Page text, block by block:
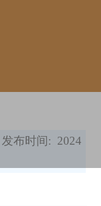
发布时间: 2024